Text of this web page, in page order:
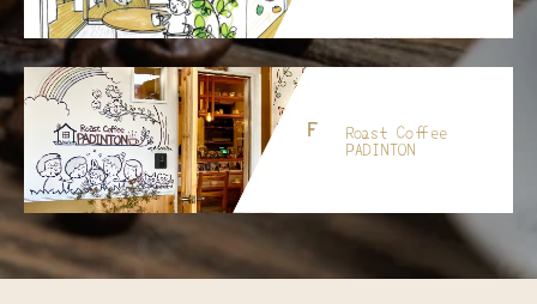
Roast Coffee
PADINTON